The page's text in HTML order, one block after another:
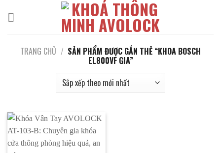
qua
TRANG CHỦ / SẢN PHẨM ĐƯỢC GẮN THẺ “KHOA BOSCH
EL800VF GIA”